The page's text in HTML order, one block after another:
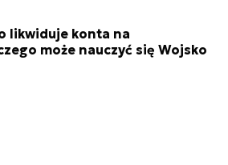
likwiduje konta na
może nauczyć się Wojsko